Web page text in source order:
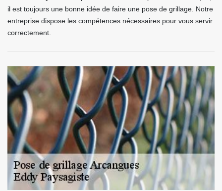
il est toujours une bonne idée de faire une pose de grillage. Notre
entreprise dispose les compétences nécessaires pour vous servir
correctement.